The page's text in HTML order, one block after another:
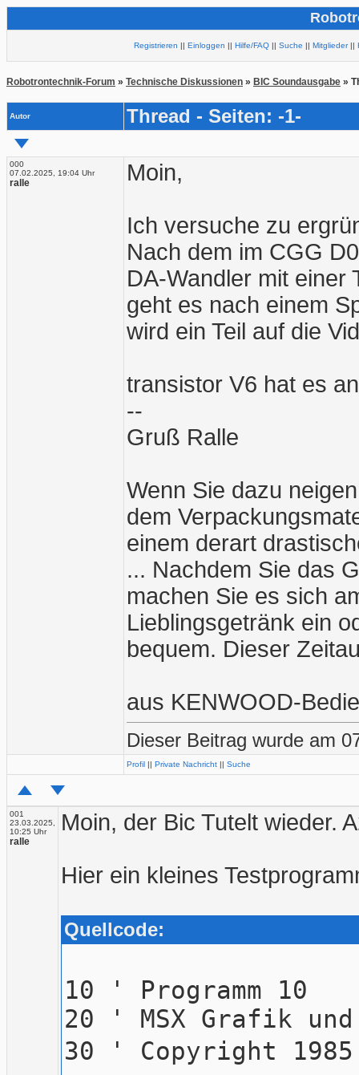
Registrieren || Einloggen || Hilfe/FAQ || Suche || Mitglieder||
Robotrontechnik-Forum » Technische Diskussionen » BIC Soundausgabe »
Autor Thread - Seiten: -1-
000
07.02.2025, 19:04 Uhr
ralle Moin,
Ich versuche zu
Nach dem im CGG
DA-Wandler mit einer
geht es nach einem
wird ein Teil auf die
transistor V6 hat es
--
Gruß Ralle
Wenn Sie dazu
dem
einem derart
... Nachdem Sie das
machen Sie es sich
Lieblingsgetränk ein
bequem. Dieser
aus KENWOOD-
Dieser Beitrag wurde am
Profil || Private Nachricht || Suche
001
23.03.2025,
10:25 Uhr
ralle
Moin, der Bic Tutelt wieder.
Hier ein kleines
Quellcode:
10 ' Programm 10
20 ' MSX Grafik und
30 ' Copyright 1985